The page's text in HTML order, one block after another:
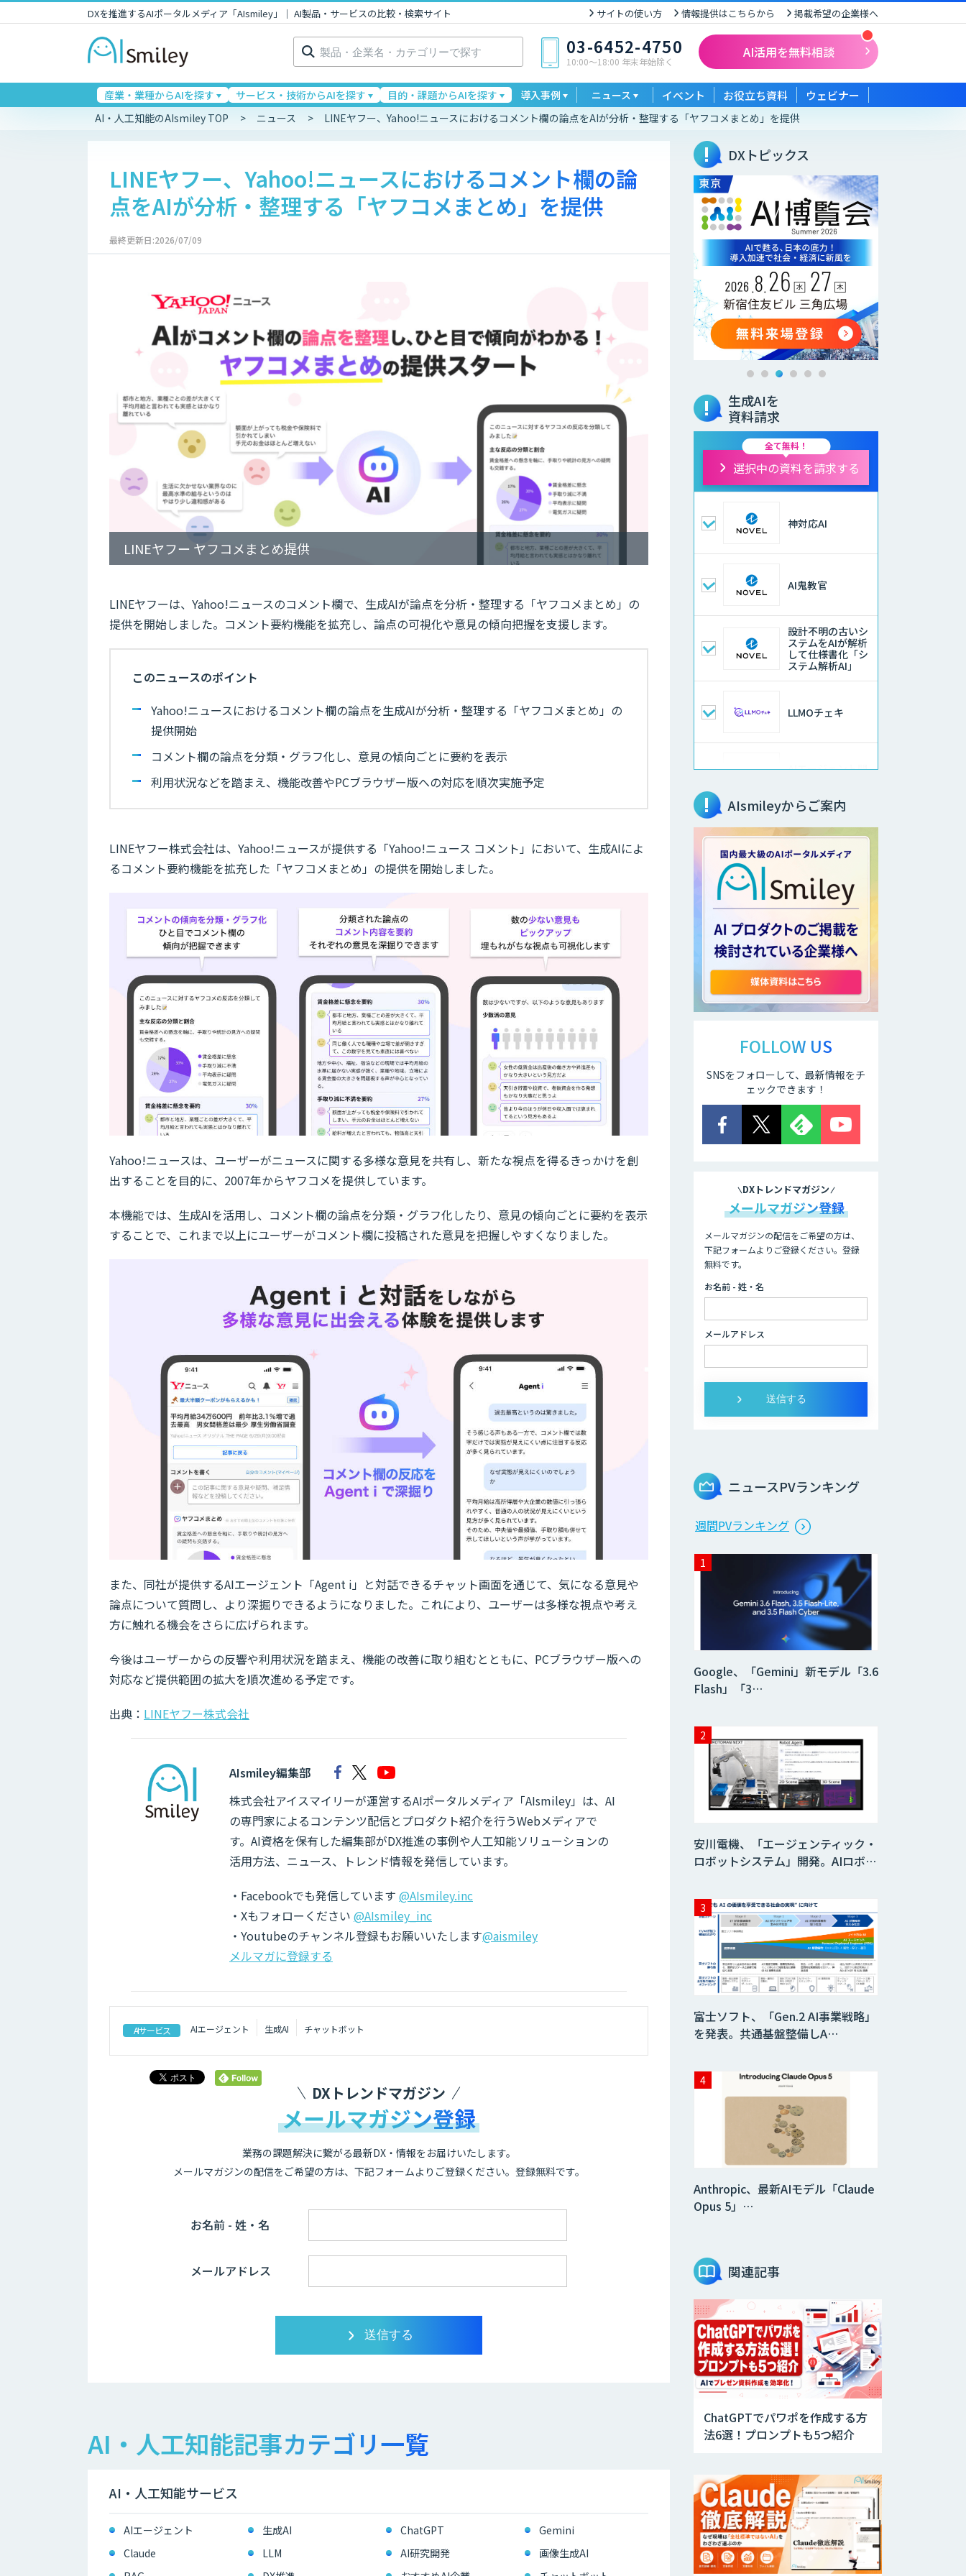
DXを推進するAIポータルメディア「AIsmiley」｜ AI製品・サービスの比較・検索サイト サイトの使い方 情報提供はこちらから 掲載希望の企業様へ
検
索: 03-6452-4750
10:00〜18:00 年末年始除く
AI活用を無料相談
産業・業種からAIを探す サービス・技術からAIを探す 目的・課題からAIを探す 導入事例 ニュース イベント お役立ち資料 ウェビナー
AI・人工知能のAIsmiley TOP ニュース LINEヤフー、Yahoo!ニュースにおけるコメント欄の論点をAIが分析・整理する「ヤフコメまとめ」を提供
LINEヤフー、Yahoo!ニュースにおけるコメント欄の論
点をAIが分析・整理する「ヤフコメまとめ」を提供
最終更新日:2026/07/09
LINEヤフー ヤフコメまとめ提供
LINEヤフーは、Yahoo!ニュースのコメント欄で、生成AIが論点を分析・整理する「ヤフコメまとめ」の
提供を開始しました。コメント要約機能を拡充し、論点の可視化や意見の傾向把握を支援します。
このニュースのポイント
Yahoo!ニュースにおけるコメント欄の論点を生成AIが分析・整理する「ヤフコメまとめ」の
提供開始
コメント欄の論点を分類・グラフ化し、意見の傾向ごとに要約を表示
利用状況などを踏まえ、機能改善やPCブラウザー版への対応を順次実施予定
LINEヤフー株式会社は、Yahoo!ニュースが提供する「Yahoo!ニュース コメント」において、生成AIによ
るコメント要約機能を拡充した「ヤフコメまとめ」の提供を開始しました。
Yahoo!ニュースは、ユーザーがニュースに関する多様な意見を共有し、新たな視点を得るきっかけを創
出することを目的に、2007年からヤフコメを提供しています。
本機能では、生成AIを活用し、コメント欄の論点を分類・グラフ化したり、意見の傾向ごとに要約を表示
することで、これまで以上にユーザーがコメント欄に投稿された意見を把握しやすくなりました。
また、同社が提供するAIエージェント「Agent i」と対話できるチャット画面を通じて、気になる意見や
論点について質問し、より深掘りできるようになりました。これにより、ユーザーは多様な視点や考え
方に触れる機会をさらに広げられます。
今後はユーザーからの反響や利用状況を踏まえ、機能の改善に取り組むとともに、PCブラウザー版への
対応など提供範囲の拡大を順次進める予定です。
出典： LINEヤフー株式会社
AIsmiley編集部
株式会社アイスマイリーが運営するAIポータルメディア「AIsmiley」は、AI
の専門家によるコンテンツ配信とプロダクト紹介を行うWebメディアで
す。AI資格を保有した編集部がDX推進の事例や人工知能ソリューションの
活用方法、ニュース、トレンド情報を発信しています。
・Facebookでも発信しています @AIsmiley.inc
・Xもフォローください @AIsmiley_inc
・Youtubeのチャンネル登録もお願いいたします@aismiley
メルマガに登録する
AIサービス AIエージェント 生成AI チャットボット
DXトレンドマガジン
メールマガジン登録
業務の課題解決に繋がる最新DX・情報をお届けいたします。
メールマガジンの配信をご希望の方は、下記フォームよりご登録ください。登録無料です。
お名前 - 姓・名
メールアドレス
AI・人工知能記事カテゴリ一覧
AI・人工知能サービス
AIエージェント 生成AI ChatGPT
Gemini
Claude
LLM AI研究開発
画像生成AI
DXトピックス
生成AIを
資料請求
全て無料！
選択中の資料を請求する
神対応AI
AI鬼教官
設計不明の古いシ
ステムをAIが解析
して仕様書化「シ
ステム解析AI」
LLMOチェキ
AIエージェント開
AIエンジニアアカ
デミー（バイブコ
ーディング研修）
aiDAPTIV+
アリストルの法人
ELYZA Works
JAPAN AI
KNOWLEDGE
医療文書作成を効
率化する生成
オーダーメイドAI
人材育成研修
データ分析/AI開
グ
イ）
Cabinet
AI/DX研修
AIコール
ログミーツ
powered by
GPT-4
Microcosm×AIエ
レミスのAI導入支
援サービス
ブートキャンプ
データ分析エージ
ェント
き」コンサルティ
ングサービス
ロボット向け教師
データ収集・作成
SaaS・サブスク
向け収益管理プラ
ットフォーム「ソ
アスク」
AIR-NEXUS
Acompany セキ
ュアチャット
secondz
Agentsense
AIsmileyからご案内
FOLLOW US
SNSをフォローして、最新情報をチ
ェックできます！
DXトレンドマガジン
メールマガジン登録
メールマガジンの配信をご希望の方は、
下記フォームよりご登録ください。登録
無料です。
お名前 - 姓・名
メールアドレス
ニュースPVランキング
週間PVランキング
Google、「Gemini」新モデル「3.6
Flash」「3…
安川電機、「エージェンティック・
ロボットシステム」開発。AIロボ…
富士ソフト、「Gen.2 AI事業戦略」
を発表。共通基盤整備しA…
Anthropic、最新AIモデル「Claude
Opus 5」…
関連記事
ChatGPTでパワポを作成する方
法6選！プロンプトも5つ紹介